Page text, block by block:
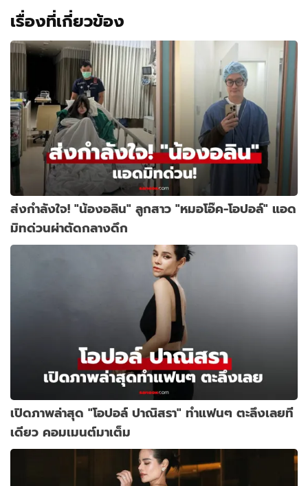
เรื่องที่เกี่ยวข้อง
ส่งกำลังใจ! "น้องอลิน" ลูกสาว "หมอโอ๊ค-โอปอล์" แอด
มิทด่วนผ่าตัดกลางดึก
เปิดภาพล่าสุด "โอปอล์ ปาณิสรา" ทำแฟนๆ ตะลึงเลยที
เดียว คอมเมนต์มาเต็ม